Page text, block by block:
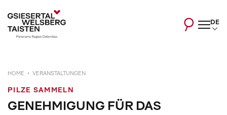
DE
HOME VERANSTALTUNGEN
PILZE SAMMELN
GENEHMIGUNG FÜR DAS